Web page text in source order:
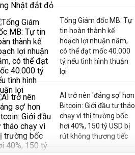
Tổng Giám đốc MB: Tự
tin hoàn thành kế
hoạch lợi nhuận năm,
có thể đạt mốc 40.000
tỷ nếu tình hình thuận
lợi
AI trở nên 'đáng sợ' hơn
Bitcoin: Giới đầu tư tháo
chạy vì thị trường bốc
hơi 40%, 150 tỷ USD bị
rút không thương tiếc